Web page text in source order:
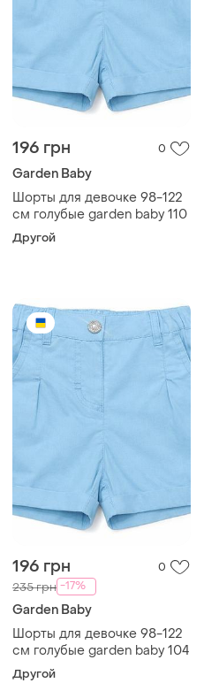
196 грн 0
Garden Baby
Шорты для девочке 98-122
см голубые garden baby 110
Другой
196 грн 0
235 грн -17%
Garden Baby
Шорты для девочке 98-122
см голубые garden baby 104
Другой